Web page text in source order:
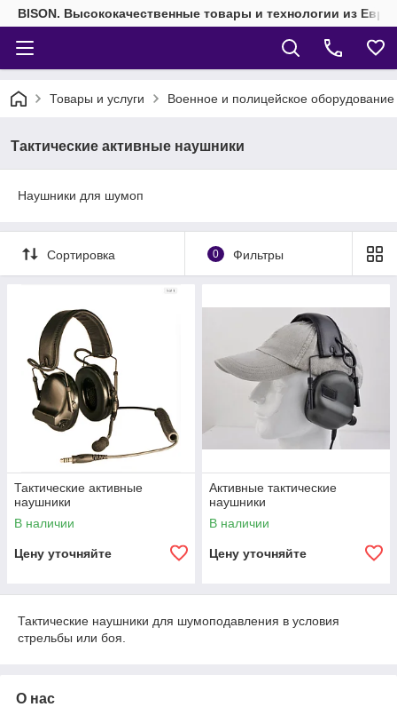
BISON. Высококачественные товары и технологии из
Товары и услуги Военное и полицейское
Тактические активные наушники
Наушники для шумоп
Сортировка 0 Фильтры
Тактические активные
наушники
В наличии
Цену уточняйте
Активные тактические
наушники
В наличии
Цену уточняйте
Тактические наушники для шумоподавления в условия
стрельбы или боя.
О нас